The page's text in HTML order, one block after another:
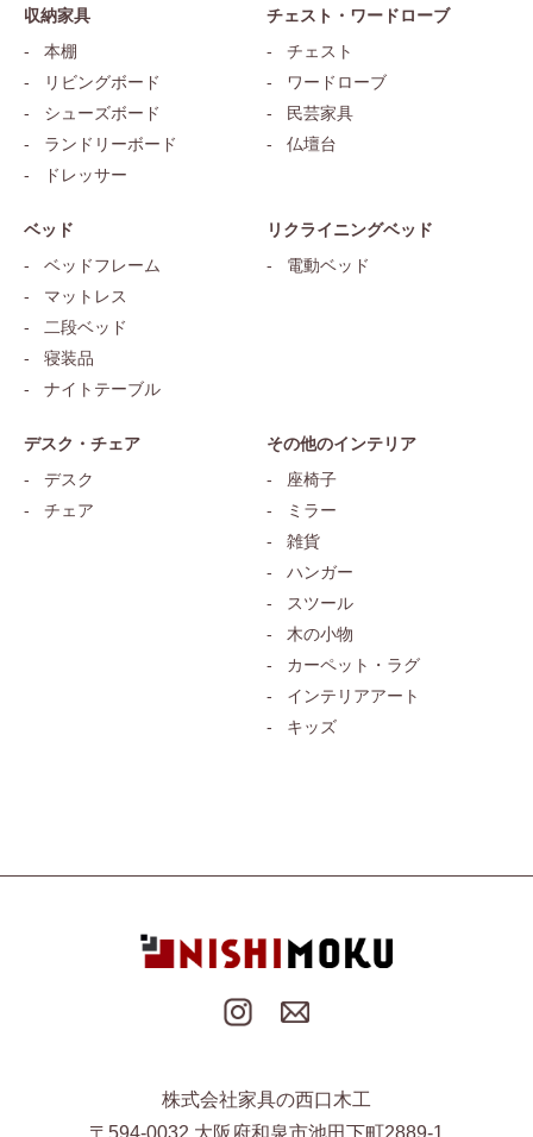
収納家具
本棚
リビングボード
シューズボード
ランドリーボード
ドレッサー
チェスト・ワードローブ
チェスト
ワードローブ
民芸家具
仏壇台
ベッド
ベッドフレーム
マットレス
二段ベッド
寝装品
ナイトテーブル
リクライニングベッド
電動ベッド
デスク・チェア
デスク
チェア
その他のインテリア
座椅子
ミラー
雑貨
ハンガー
スツール
木の小物
カーペット・ラグ
インテリアアート
キッズ
株式会社家具の西口木工
〒594-0032 大阪府和泉市池田下町2889-1